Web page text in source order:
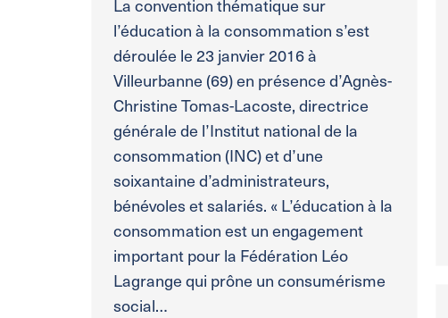
La convention thématique sur
l’éducation à la consommation s’est
déroulée le 23 janvier 2016 à
Villeurbanne (69) en présence d’Agnès-
Christine Tomas-Lacoste, directrice
générale de l’Institut national de la
consommation (INC) et d’une
soixantaine d’administrateurs,
bénévoles et salariés. « L’éducation à la
consommation est un engagement
important pour la Fédération Léo
Lagrange qui prône un consumérisme
social…